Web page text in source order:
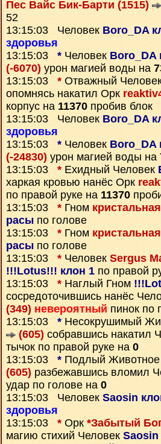
Пес Вайс Бик-Барти (1515)
52
13:15:03 Человек Boro_DA
здоровья
13:15:03 * Человек Boro_DA
(-6070) урон магией воды на
13:15:03 * Отважный
опомнясь накатил Орк
корпус на 11370 пробив блок
13:15:03 Человек Boro_DA
здоровья
13:15:03 * Человек Boro_DA
(-24830) урон магией воды на
13:15:03 * Ехидный Человек
харкая кровью нанёс Орк
по правой руке на 11370
13:15:03 * Гном
расы по голове
13:15:03 * Гном
расы по голове
13:15:03 * Человек Sergus
!!!Lotus!!! клон 1 по правой
13:15:03 * Наглый Гном
сосредоточившись нанёс
(349) невероятный пинок по
13:15:03 * Несокрушимый
(605) собравшись накатил
тычок по правой руке на 0
13:15:03 * Подлый Животное
(605) разбежавшись вломил
удар по голове на 0
13:15:03 Человек Saosin
здоровья
13:15:03 * Орк *Забытый
магию стихий Человек Saosin